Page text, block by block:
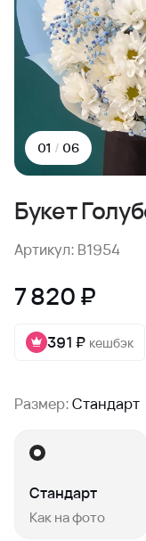
01 / 06
Букет
Артикул: B1954
7 820 ₽
391 ₽ кешбэк
Размер:Стандарт
Стандарт
Как на фото